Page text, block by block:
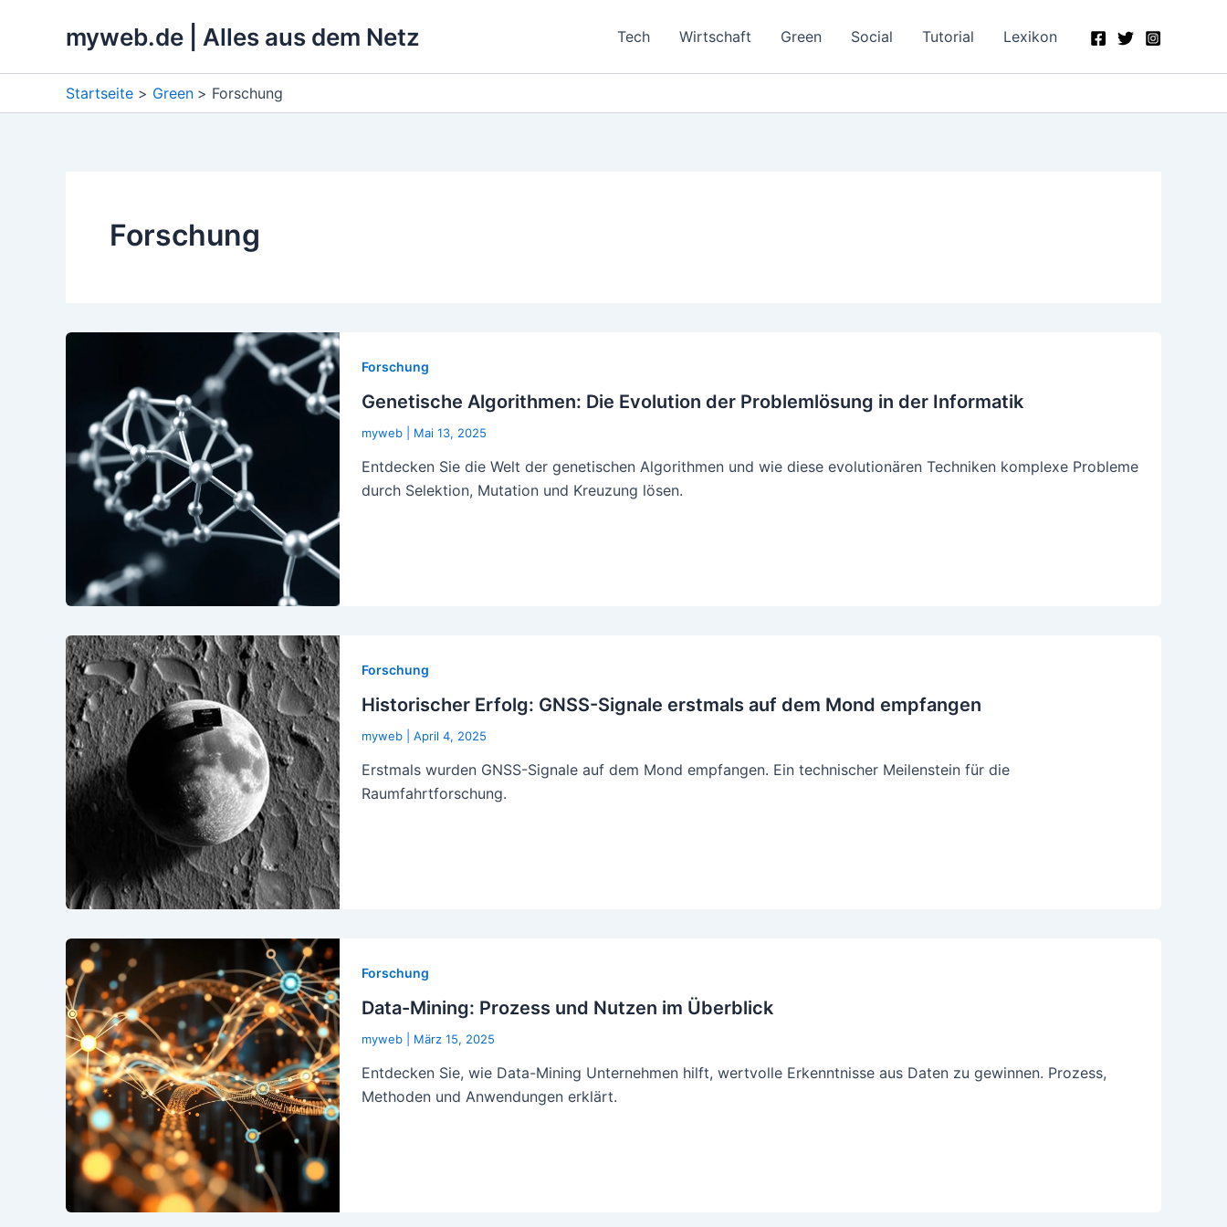
myweb.de | Alles aus dem Netz Tech Wirtschaft Green Social Tutorial Lexikon
Startseite Green Forschung
Forschung
Forschung
Genetische Algorithmen: Die Evolution der Problemlösung in der Informatik
myweb Mai 13, 2025
Entdecken Sie die Welt der genetischen Algorithmen und wie diese evolutionären Techniken komplexe Probleme
durch Selektion, Mutation und Kreuzung lösen.
Forschung
Historischer Erfolg: GNSS-Signale erstmals auf dem Mond empfangen
myweb April 4, 2025
Erstmals wurden GNSS-Signale auf dem Mond empfangen. Ein technischer Meilenstein für die
Raumfahrtforschung.
Forschung
Data-Mining: Prozess und Nutzen im Überblick
myweb März 15, 2025
Entdecken Sie, wie Data-Mining Unternehmen hilft, wertvolle Erkenntnisse aus Daten zu gewinnen. Prozess,
Methoden und Anwendungen erklärt.